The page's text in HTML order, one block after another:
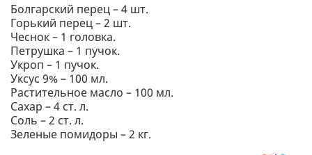
Болгарский перец – 4 шт.
Горький перец – 2 шт.
Чеснок – 1 головка.
Петрушка – 1 пучок.
Укроп – 1 пучок.
Уксус 9% – 100 мл.
Растительное масло – 100 мл.
Сахар – 4 ст. л.
Соль – 2 ст. л.
Зеленые помидоры – 2 кг.